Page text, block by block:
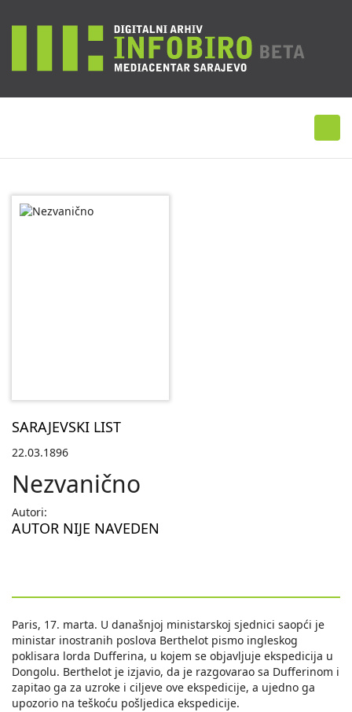
SARAJEVSKI LIST
22.03.1896
Nezvanično
Autori:
AUTOR NIJE NAVEDEN
Paris, 17. marta. U današnjoj ministarskoj sjednici saopći je
ministar inostranih poslova Berthelot pismo ingleskog
poklisara lorda Dufferina, u kojem se objavljuje ekspedicija u
Dongolu. Berthelot je izjavio, da je razgovarao sa Dufferinom i
zapitao ga za uzroke i ciljeve ove ekspedicije, a ujedno ga
upozorio na teškoću pošljedica ekspedicije.